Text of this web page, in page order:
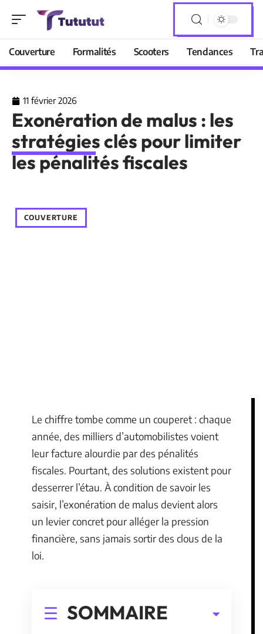
Couverture Formalités Scooters Tendances
11 février 2026
Exonération de malus : les
stratégies clés pour limiter
les pénalités fiscales
COUVERTURE
Le chiffre tombe comme un couperet : chaque
année, des milliers d’automobilistes voient
leur facture alourdie par des pénalités
fiscales. Pourtant, des solutions existent pour
desserrer l’étau. À condition de savoir les
saisir, l’exonération de malus devient alors
un levier concret pour alléger la pression
financière, sans jamais sortir des clous de la
loi.
SOMMAIRE